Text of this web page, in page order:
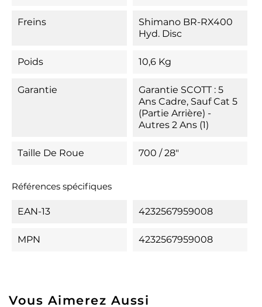
Freins
Shimano BR-RX400
Hyd. Disc
Poids 10,6 Kg
Garantie
Garantie SCOTT : 5
Ans Cadre, Sauf Cat 5
(partie Arrière) -
Autres 2 Ans (1)
Taille De Roue 700 / 28"
Références spécifiques
EAN-13 4232567959008
MPN 4232567959008
Vous Aimerez Aussi